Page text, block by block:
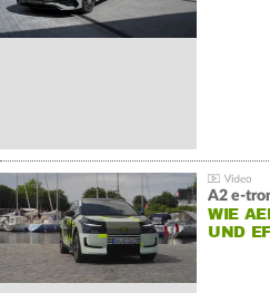
A2 e-
WIE
UND